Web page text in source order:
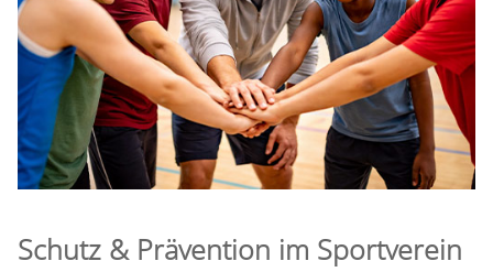
Schutz & Prävention im Sportverein